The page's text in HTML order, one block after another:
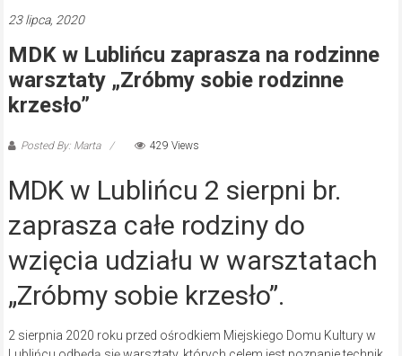
23 lipca, 2020
MDK w Lublińcu zaprasza na rodzinne
warsztaty „Zróbmy sobie rodzinne
krzesło”
Posted By: Marta 429 Views
MDK w Lublińcu 2 sierpni br.
zaprasza całe rodziny do
wzięcia udziału w warsztatach
„Zróbmy sobie krzesło”.
2 sierpnia 2020 roku przed ośrodkiem Miejskiego Domu Kultury w